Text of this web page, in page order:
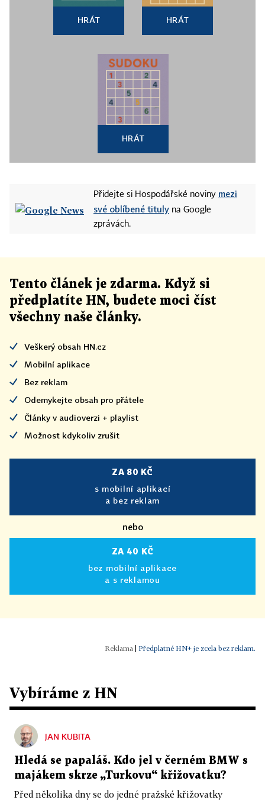
HRÁT HRÁT
HRÁT
Přidejte si Hospodářské noviny mezi
své oblíbené tituly na Google
zprávách.
Tento článek je zdarma. Když si
předplatíte HN, budete moci číst
všechny naše články.
Veškerý obsah HN.cz
Mobilní aplikace
Bez reklam
Odemykejte obsah pro přátele
Články v audioverzi + playlist
Možnost kdykoliv zrušit
ZA 80 KČ
s mobilní aplikací
a bez reklam
nebo
ZA 40 KČ
bez mobilní aplikace
a s reklamou
Předplatné HN+ je zcela bez reklam.
Vybíráme z HN
JAN KUBITA
Hledá se papaláš. Kdo jel v černém BMW s
majákem skrze „Turkovu“ křižovatku?
Před několika dny se do jedné pražské křižovatky